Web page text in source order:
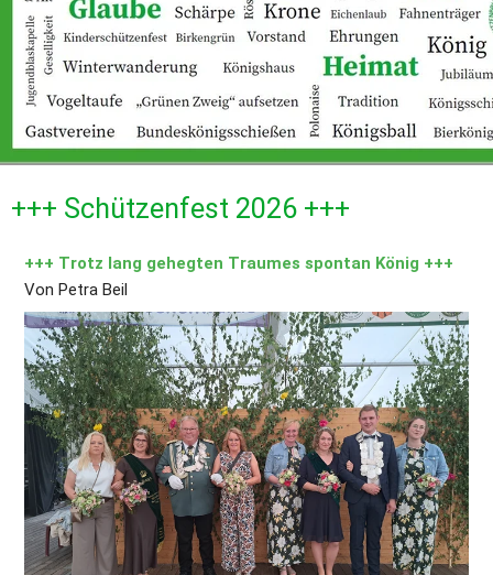
+++ Schützenfest 2026 +++
+++ Trotz lang gehegten Traumes spontan König +++
Von Petra Beil